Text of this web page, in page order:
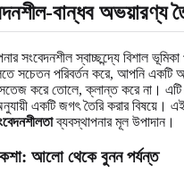
বান্ধব অভয়ারণ্য
সংবেদনশীল স্বাচ্ছন্দ্যে বিশাল
সচেতন পরিবর্তন করে, আপনি একটি
করে তোলে, ক্লান্ত করে না। এটি
একটি জগৎ তৈরি করার বিষয়ে। এই
ব্যবস্থাপনার মূল উপাদান।
আলো থেকে বুনন পর্যন্ত